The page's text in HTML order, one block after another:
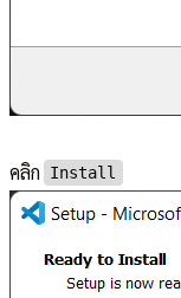
คลิก Install